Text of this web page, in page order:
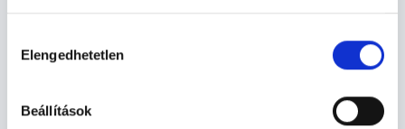
szabályzat:https://foglaljorvost.hu/info/foglaljorvost-
kiválasztása
Elengedhetetlen
Beállítások
SZAKTERÜLETEK
Szolgáltatások